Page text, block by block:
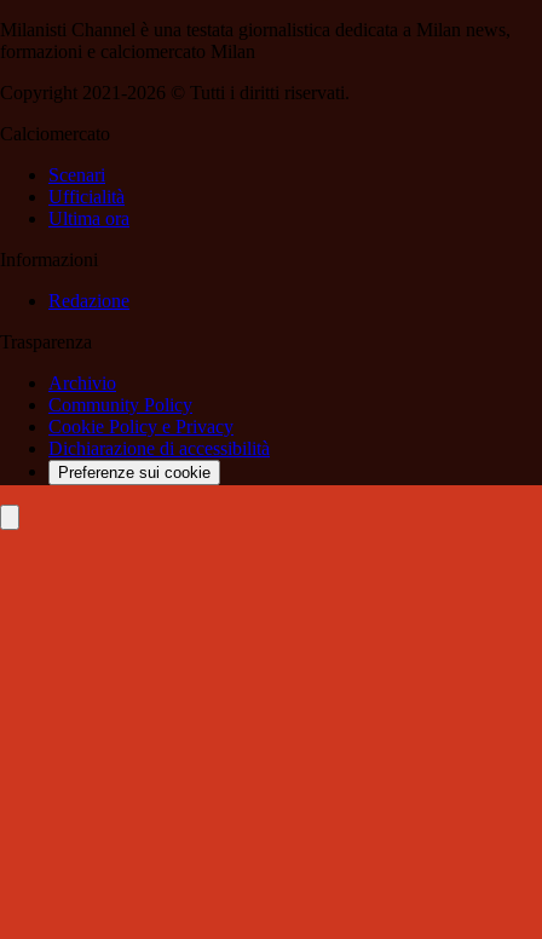
Milanisti Channel è una testata giornalistica dedicata a Milan news,
formazioni e calciomercato Milan
Copyright 2021-2026 © Tutti i diritti riservati.
Calciomercato
Scenari
Ufficialità
Ultima ora
Informazioni
Redazione
Trasparenza
Archivio
Community Policy
Cookie Policy e Privacy
Dichiarazione di accessibilità
Preferenze sui cookie